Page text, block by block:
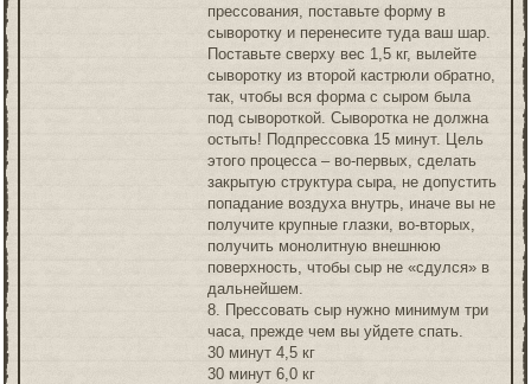
прессования, поставьте форму в
сыворотку и перенесите туда ваш шар.
Поставьте сверху вес 1,5 кг, вылейте
сыворотку из второй кастрюли обратно,
так, чтобы вся форма с сыром была
под сывороткой. Сыворотка не должна
остыть! Подпрессовка 15 минут. Цель
этого процесса – во-первых, сделать
закрытую структура сыра, не допустить
попадание воздуха внутрь, иначе вы не
получите крупные глазки, во-вторых,
получить монолитную внешнюю
поверхность, чтобы сыр не «сдулся» в
дальнейшем.
8. Прессовать сыр нужно минимум три
часа, прежде чем вы уйдете спать.
30 минут 4,5 кг
30 минут 6,0 кг